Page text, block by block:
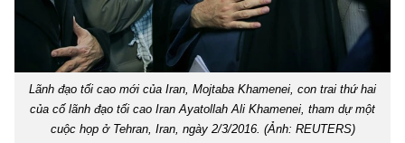
Lãnh đạo tối cao mới của Iran, Mojtaba Khamenei, con trai thứ hai
của cố lãnh đạo tối cao Iran Ayatollah Ali Khamenei, tham dự một
cuộc họp ở Tehran, Iran, ngày 2/3/2016. (Ảnh: REUTERS)